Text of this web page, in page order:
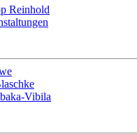
Reinhold
Vibila